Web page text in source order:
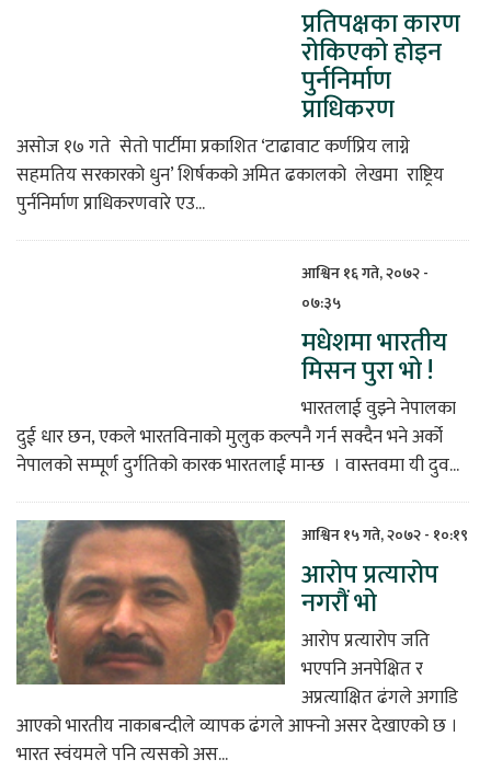
प्रतिपक्षका कारण
रोकिएको होइन
पुर्ननिर्माण
प्राधिकरण
असोज १७ गते सेतो पार्टीमा प्रकाशित ‘टाढावाट कर्णप्रिय लाग्ने
सहमतिय सरकारको धुन’ शिर्षकको अमित ढकालको लेखमा राष्ट्रिय
पुर्ननिर्माण प्राधिकरणवारे एउ...
आश्विन १६ गते, २०७२ -
०७:३५
मधेशमा भारतीय
मिसन पुरा भो !
भारतलाई वुझ्ने नेपालका
दुई धार छन, एकले भारतविनाको मुलुक कल्पनै गर्न सक्दैन भने अर्को
नेपालको सम्पूर्ण दुर्गतिको कारक भारतलाई मान्छ । वास्तवमा यी दुव...
आश्विन १५ गते, २०७२ - १०:१९
आरोप प्रत्यारोप
नगरौं भो
आरोप प्रत्यारोप जति
भएपनि अनपेक्षित र
अप्रत्याक्षित ढंगले अगाडि
आएको भारतीय नाकाबन्दीले व्यापक ढंगले आफ्नो असर देखाएको छ ।
भारत स्वंयमले पनि त्यसको अस...